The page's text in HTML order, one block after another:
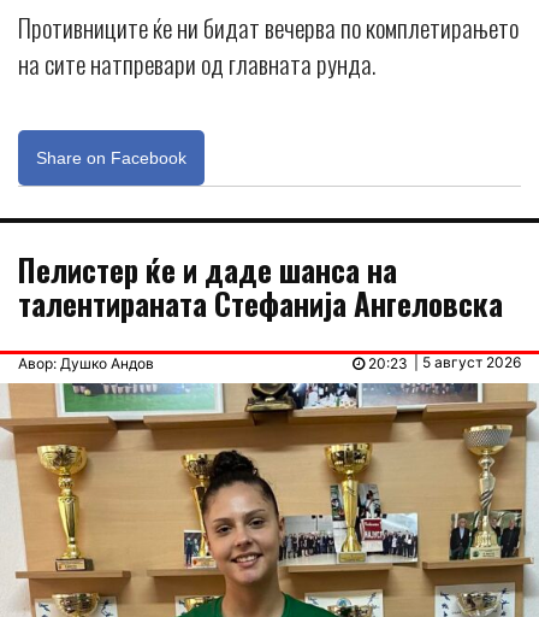
Противниците ќе ни бидат вечерва по комплетирањето
на сите натпревари од главната рунда.
Share on Facebook
Пелистер ќе и даде шанса на
талентираната Стефанија Ангеловска
Авор: Душко Андов | 5 август 2026
20:23